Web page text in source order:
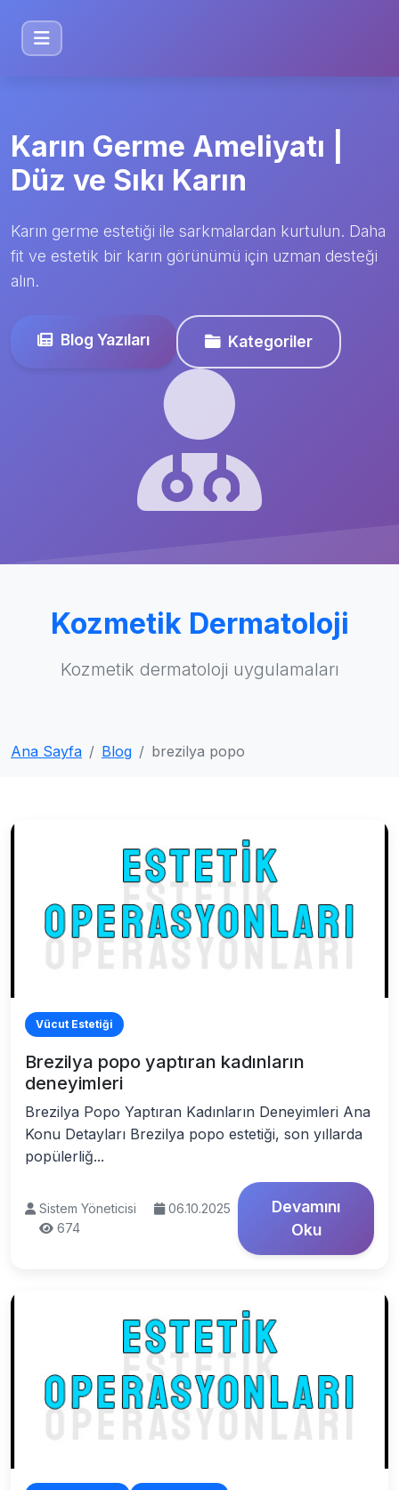
Karın Germe Ameliyatı |
Düz ve Sıkı Karın
Karın germe estetiği ile sarkmalardan kurtulun. Daha
fit ve estetik bir karın görünümü için uzman desteği
alın.
Blog Yazıları Kategoriler
Kozmetik Dermatoloji
Kozmetik dermatoloji uygulamaları
Ana Sayfa Blog brezilya popo
Vücut Estetiği
Brezilya popo yaptıran kadınların
deneyimleri
Brezilya Popo Yaptıran Kadınların Deneyimleri Ana
Konu Detayları Brezilya popo estetiği, son yıllarda
popülerliğ...
Sistem Yöneticisi
06.10.2025
674
Devamını
Oku